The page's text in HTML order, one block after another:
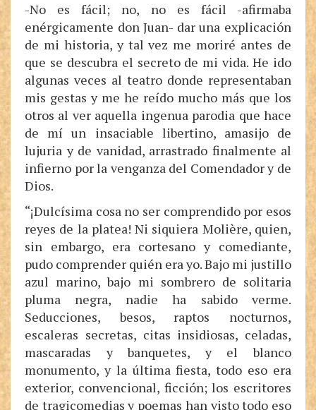
-No es fácil; no, no es fácil -afirmaba
enérgicamente don Juan- dar una explicación
de mi historia, y tal vez me moriré antes de
que se descubra el secreto de mi vida. He ido
algunas veces al teatro donde representaban
mis gestas y me he reído mucho más que los
otros al ver aquella ingenua parodia que hace
de mí un insaciable libertino, amasijo de
lujuria y de vanidad, arrastrado finalmente al
infierno por la venganza del Comendador y de
Dios.
“¡Dulcísima cosa no ser comprendido por esos
reyes de la platea! Ni siquiera Molière, quien,
sin embargo, era cortesano y comediante,
pudo comprender quién era yo. Bajo mi justillo
azul marino, bajo mi sombrero de solitaria
pluma negra, nadie ha sabido verme.
Seducciones, besos, raptos nocturnos,
escaleras secretas, citas insidiosas, celadas,
mascaradas y banquetes, y el blanco
monumento, y la última fiesta, todo eso era
exterior, convencional, ficción; los escritores
de tragicomedias y poemas han visto todo eso